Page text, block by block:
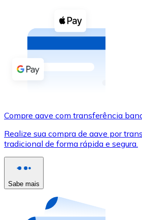
Cupons cripto
Compre criptomoedas com
Comprar com dinheiro
Transferência SEPA
Use cartões Visa e Mastercard
Comprar com cartão
Compre cartões-presente das
Compre aave com transferência
Realize sua compra de aave por
tradicional de forma rápida e segura.
Sabe mais